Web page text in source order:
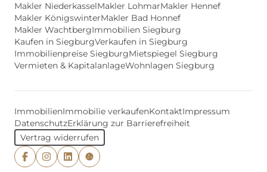
Makler NiederkasselMakler LohmarMakler Hennef
Makler KönigswinterMakler Bad Honnef
Makler WachtbergImmobilien Siegburg
Kaufen in SiegburgVerkaufen in Siegburg
Immobilienpreise SiegburgMietspiegel Siegburg
Vermieten & KapitalanlageWohnlagen Siegburg
ImmobilienImmobilie verkaufenKontaktImpressum
DatenschutzErklärung zur Barrierefreiheit
Vertrag widerrufen
Facebook
Instagram
LinkedInCookie-Einstellungen